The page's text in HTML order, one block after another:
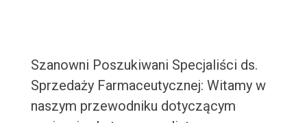
Szanowni Poszukiwani Specjaliści ds.
Sprzedaży Farmaceutycznej: Witamy w
naszym przewodniku dotyczącym